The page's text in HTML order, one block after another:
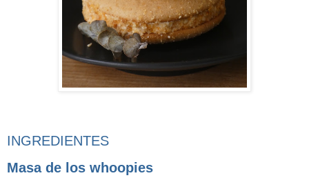
INGREDIENTES
Masa de los whoopies